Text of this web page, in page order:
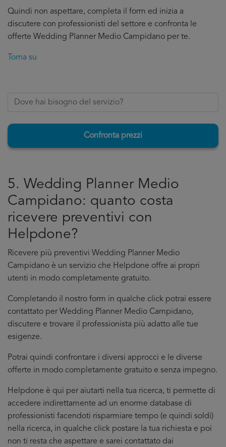
Quindi non aspettare, completa il form ed inizia a
discutere con professionisti del settore e confronta le
offerte Wedding Planner Medio Campidano per te.
Torna su
Confronta prezzi
5. Wedding Planner Medio
Campidano: quanto costa
ricevere preventivi con
Helpdone?
Ricevere più preventivi Wedding Planner Medio
Campidano è un servizio che Helpdone offre ai propri
utenti in modo completamente gratuito.
Completando il nostro form in qualche click potrai essere
contattato per Wedding Planner Medio Campidano,
discutere e trovare il professionista più adatto alle tue
esigenze.
Potrai quindi confrontare i diversi approcci e le diverse
offerte in modo completamente gratuito e senza impegno.
Helpdone è qui per aiutarti nella tua ricerca, ti permette di
accedere indirettamente ad un enorme database di
professionisti facendoti risparmiare tempo (e quindi soldi)
nella ricerca, in qualche click postare la tua richiesta e poi
non ti resta che aspettare e sarei contattato dai